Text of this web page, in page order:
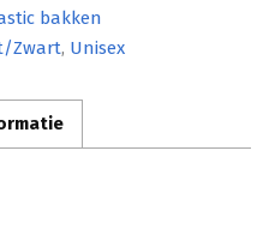
bakken
Zwart, Unisex